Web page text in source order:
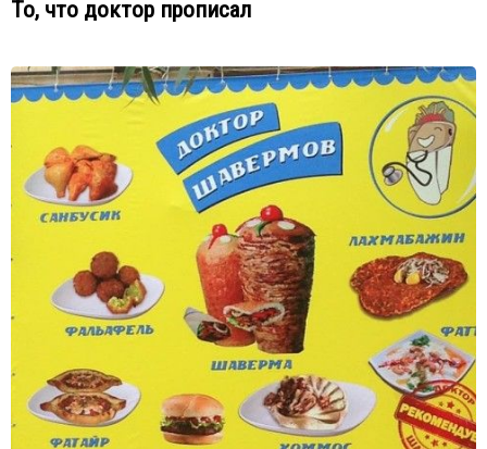
То, что доктор прописал